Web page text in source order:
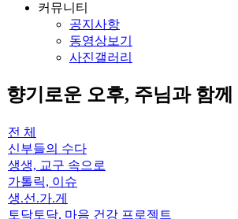
커뮤니티
공지사항
동영상보기
사진갤러리
향기로운 오후, 주님과 함께
전 체
신부들의 수다
생생, 교구 속으로
가톨릭, 이슈
생.선.가.게
토닥토닥, 마음 건강 프로젝트